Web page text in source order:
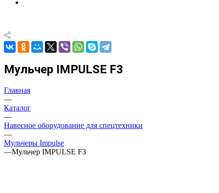
Мульчер IMPULSE F3
Главная
—
Каталог
—
Навесное оборудование для спецтехники
—
Мульчеры Impulse
—Мульчер IMPULSE F3